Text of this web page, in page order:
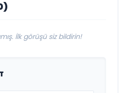
İlk görüşü siz bildirin!